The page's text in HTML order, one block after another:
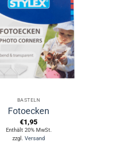
BASTELN
Fotoecken
€1,95
Enthält 20% MwSt.
zzgl. Versand